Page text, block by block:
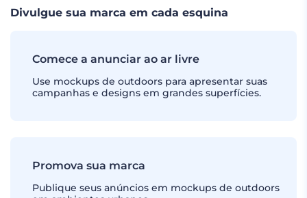
Divulgue sua marca em cada esquina
Comece a anunciar ao ar livre
Use mockups de outdoors para apresentar suas
campanhas e designs em grandes superfícies.
Promova sua marca
Publique seus anúncios em mockups de outdoors